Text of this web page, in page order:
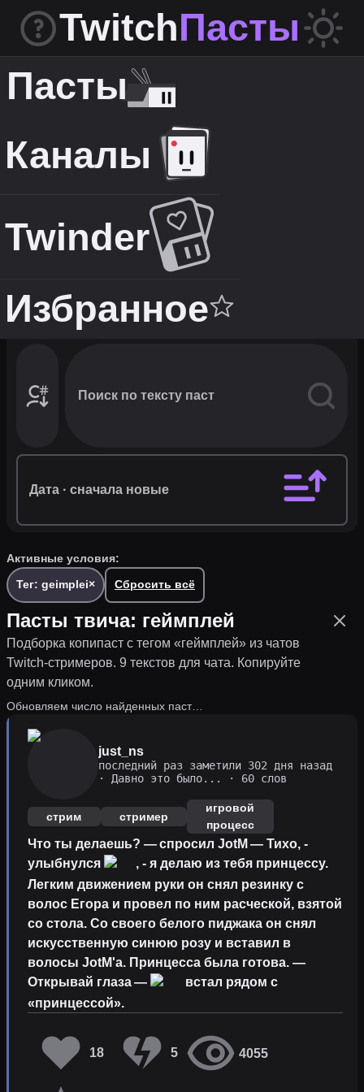
TwitchПасты
Пасты
Каналы
Twinder
Избранное
Фильтры,
Дата · сначала новые
Активные условия:
Тег: geimplei× Сбросить всё
Пасты твича: геймплей
Подборка копипаст с тегом «геймплей» из чатов
Twitch-стримеров. 9 текстов для чата. Копируйте
одним кликом.
Обновляем число найденных паст…
just_ns
последний раз заметили 302 дня назад
·
Давно это было... · 60 слов
стрим стример
игровой
процесс
Что ты делаешь? — спросил JotM — Тихо, -
улыбнулся
, - я делаю из тебя принцессу.
Легким движением руки он снял резинку с
волос Егора и провел по ним расческой, взятой
со стола. Со своего белого пиджака он снял
искусственную синюю розу и вставил в
волосы JotM'а. Принцесса была готова. —
Открывай глаза —
встал рядом с
«принцессой».
18 5 4055